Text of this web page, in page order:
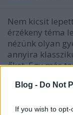
Blog - Do Not
If you wish to
Nem kicsit
érzékeny téma
nézünk olyan
annyira
őket. Egy más
választottam a
és…